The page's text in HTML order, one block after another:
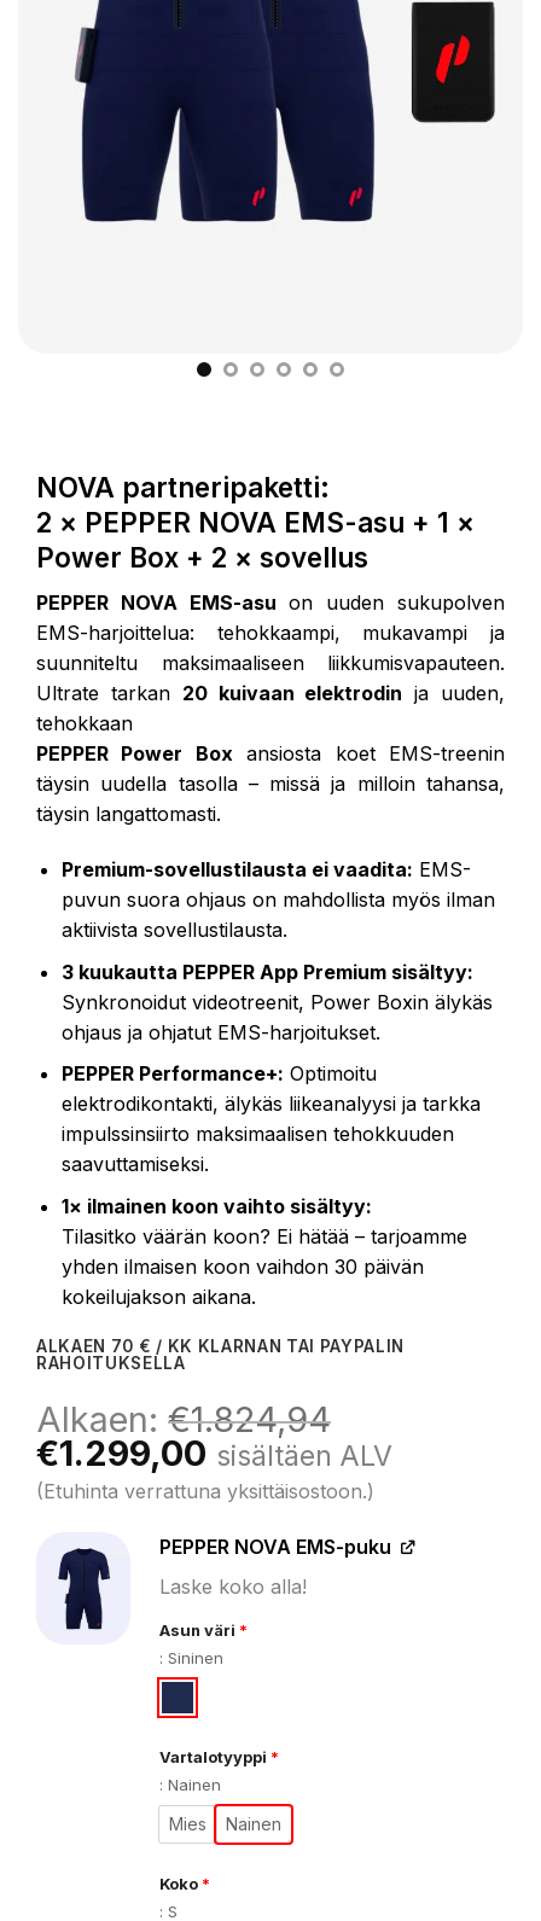
NOVA partneripaketti:
2 × PEPPER NOVA EMS-asu + 1 ×
Power Box + 2 × sovellus
PEPPER NOVA EMS-asu on uuden sukupolven
EMS-harjoittelua: tehokkaampi, mukavampi ja
suunniteltu maksimaaliseen liikkumisvapauteen.
Ultrate tarkan 20 kuivaan elektrodin ja uuden,
tehokkaan
PEPPER Power Boxansiosta koet EMS-treenin
täysin uudella tasolla – missä ja milloin tahansa,
täysin langattomasti.
Premium-sovellustilausta ei vaadita: EMS-
puvun suora ohjaus on mahdollista myös ilman
aktiivista sovellustilausta.
3 kuukautta PEPPER App Premium sisältyy:
Synkronoidut videotreenit, Power Boxin älykäs
ohjaus ja ohjatut EMS-harjoitukset.
PEPPER Performance+: Optimoitu
elektrodikontakti, älykäs liikeanalyysi ja tarkka
impulssinsiirto maksimaalisen tehokkuuden
saavuttamiseksi.
1× ilmainen koon vaihto sisältyy:
Tilasitko väärän koon? Ei hätää – tarjoamme
yhden ilmaisen koon vaihdon 30 päivän
kokeilujakson aikana.
ALKAEN 70 € / KK KLARNAN TAI PAYPALIN
RAHOITUKSELLA
Alkaen: €1.824,94
Alkuperäinen
hinta
€1.824,94.
€1.299,00 Nykyinen
hinta
€1.299,00.
sisältäen ALV
(Etuhinta verrattuna yksittäisostoon.)
PEPPER NOVA EMS-puku
Laske koko alla!
Asun väri *
: Sininen
Vartalotyyppi *
: Nainen
Mies Nainen
Koko *
: S